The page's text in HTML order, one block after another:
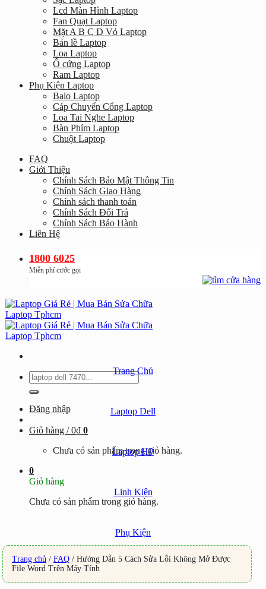
Lcd Màn Hình Laptop
Fan Quạt Laptop
Mặt A B C D Vỏ Laptop
Bản lề Laptop
Loa Laptop
Ổ cứng Laptop
Ram Laptop
Phụ Kiện Laptop
Balo Laptop
Cáp Chuyển Cổng Laptop
Loa Tai Nghe Laptop
Bàn Phím Laptop
Chuột Laptop
FAQ
Giới Thiệu
Chính Sách Bảo Mật Thông Tin
Chính Sách Giao Hàng
Chính sách thanh toán
Chính Sách Đổi Trả
Chính Sách Bảo Hành
Liên Hệ
1800 6025
Miễn phí cước gọi
Tìm
kiếm:
Đăng nhập
Giỏ hàng /0₫ 0
Chưa có sản phẩm trong giỏ hàng.
0
Giỏ hàng
Chưa có sản phẩm trong giỏ hàng.
Trang Chủ
Laptop Dell
Laptop HP
Linh Kiện
Phụ Kiện
Trang chủ / FAQ / Hướng Dẫn 5 Cách Sửa Lỗi Không Mở Được
File Word Trên Máy Tính